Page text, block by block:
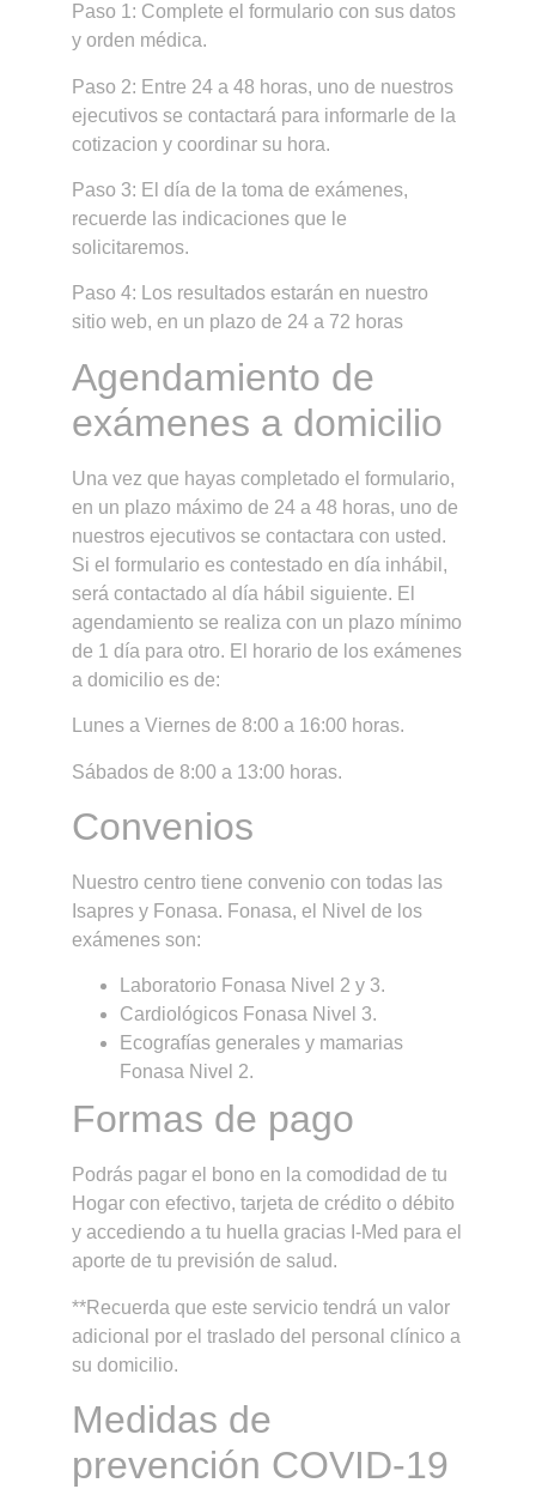
Paso 1: Complete el formulario con sus datos
y orden médica.
Paso 2: Entre 24 a 48 horas, uno de nuestros
ejecutivos se contactará para informarle de la
cotizacion y coordinar su hora.
Paso 3: El día de la toma de exámenes,
recuerde las indicaciones que le
solicitaremos.
Paso 4: Los resultados estarán en nuestro
sitio web, en un plazo de 24 a 72 horas
Agendamiento de
exámenes a domicilio
Una vez que hayas completado el formulario,
en un plazo máximo de 24 a 48 horas, uno de
nuestros ejecutivos se contactara con usted.
Si el formulario es contestado en día inhábil,
será contactado al día hábil siguiente. El
agendamiento se realiza con un plazo mínimo
de 1 día para otro. El horario de los exámenes
a domicilio es de:
Lunes a Viernes de 8:00 a 16:00 horas.
Sábados de 8:00 a 13:00 horas.
Convenios
Nuestro centro tiene convenio con todas las
Isapres y Fonasa. Fonasa, el Nivel de los
exámenes son:
Laboratorio Fonasa Nivel 2 y 3.
Cardiológicos Fonasa Nivel 3.
Ecografías generales y mamarias
Fonasa Nivel 2.
Formas de pago
Podrás pagar el bono en la comodidad de tu
Hogar con efectivo, tarjeta de crédito o débito
y accediendo a tu huella gracias I-Med para el
aporte de tu previsión de salud.
**Recuerda que este servicio tendrá un valor
adicional por el traslado del personal clínico a
su domicilio.
Medidas de
prevención COVID-19